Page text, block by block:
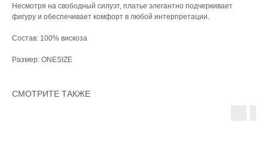
Несмотря на свободный силуэт, платье элегантно подчеркивает
фигуру и обеспечивает комфорт в любой интерпретации.
Состав: 100% вискоза
Размер: ONESIZE
СМОТРИТЕ ТАКЖЕ